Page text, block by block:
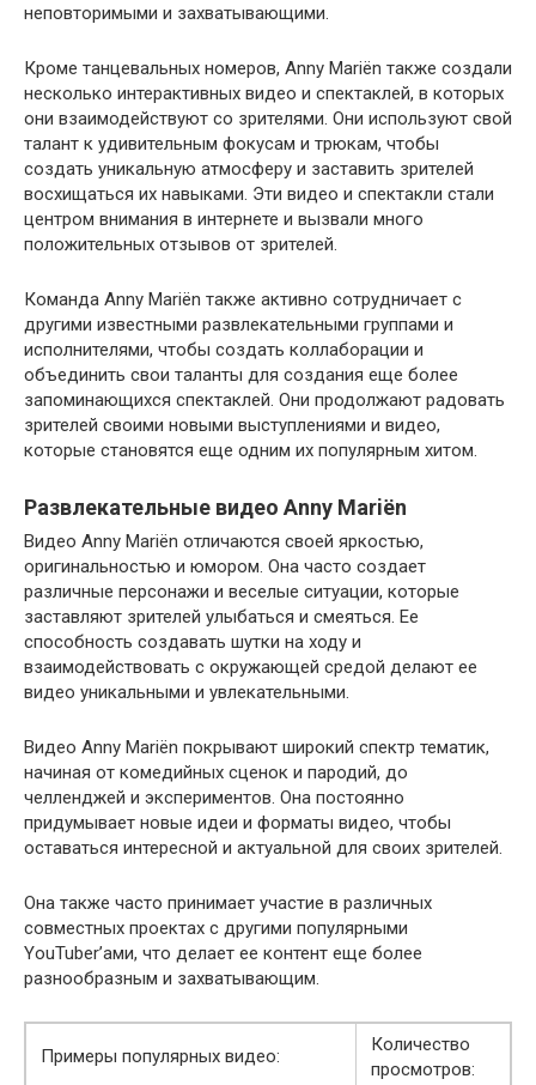
неповторимыми и захватывающими.
Кроме танцевальных номеров, Anny Mariën также создали
несколько интерактивных видео и спектаклей, в которых
они взаимодействуют со зрителями. Они используют свой
талант к удивительным фокусам и трюкам, чтобы
создать уникальную атмосферу и заставить зрителей
восхищаться их навыками. Эти видео и спектакли стали
центром внимания в интернете и вызвали много
положительных отзывов от зрителей.
Команда Anny Mariën также активно сотрудничает с
другими известными развлекательными группами и
исполнителями, чтобы создать коллаборации и
объединить свои таланты для создания еще более
запоминающихся спектаклей. Они продолжают радовать
зрителей своими новыми выступлениями и видео,
которые становятся еще одним их популярным хитом.
Развлекательные видео Anny Mariën
Видео Anny Mariën отличаются своей яркостью,
оригинальностью и юмором. Она часто создает
различные персонажи и веселые ситуации, которые
заставляют зрителей улыбаться и смеяться. Ее
способность создавать шутки на ходу и
взаимодействовать с окружающей средой делают ее
видео уникальными и увлекательными.
Видео Anny Mariën покрывают широкий спектр тематик,
начиная от комедийных сценок и пародий, до
челленджей и экспериментов. Она постоянно
придумывает новые идеи и форматы видео, чтобы
оставаться интересной и актуальной для своих зрителей.
Она также часто принимает участие в различных
совместных проектах с другими популярными
YouTuber’ами, что делает ее контент еще более
разнообразным и захватывающим.
Примеры популярных видео:
Количество
просмотров: